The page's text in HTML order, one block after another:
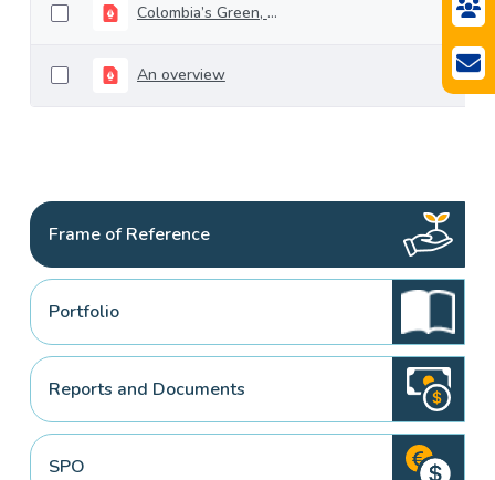
Colombia’s Green, Social, and Sustainable Sovereign
An overview
Frame of Reference
Portfolio
Reports and Documents
SPO